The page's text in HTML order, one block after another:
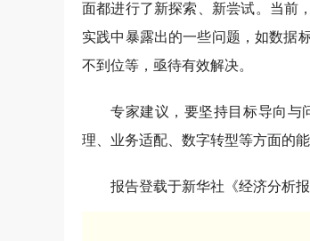
面都进行了新探索、新尝试。当前
实践中暴露出的一些问题，如数据
不到位等，亟待有效解决。
专家建议，要坚持目标导向与
理、业务适配、数字转型等方面的
报告登载于新华社《经济分析报